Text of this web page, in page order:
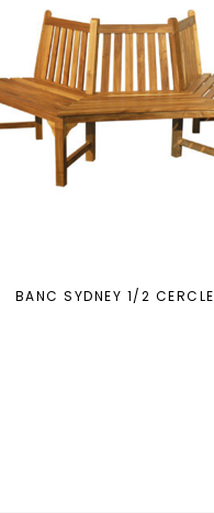
BANC SYDNEY 1/2 CERCLE